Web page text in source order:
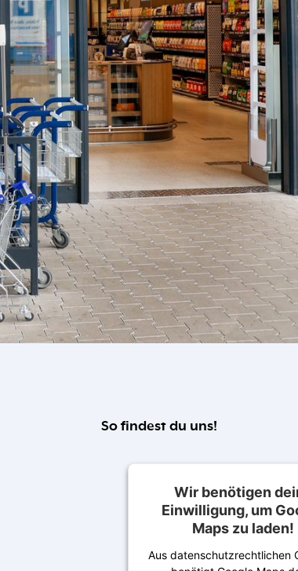
So findest du uns!
Wir benötigen
Einwilligung, um
Maps zu laden!
Aus datenschutzrechtlichen